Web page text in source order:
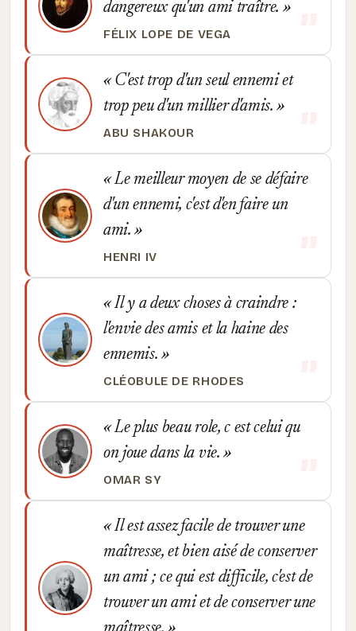
dangereux qu'un ami traître.
FÉLIX LOPE DE VEGA
C'est trop d'un seul ennemi et
trop peu d'un millier d'amis.
ABU SHAKOUR
Le meilleur moyen de se défaire
d'un ennemi, c'est d'en faire un
ami.
HENRI IV
Il y a deux choses à craindre :
l'envie des amis et la haine des
ennemis.
CLÉOBULE DE RHODES
Le plus beau role, c est celui qu
on joue dans la vie.
OMAR SY
Il est assez facile de trouver une
maîtresse, et bien aisé de conserver
un ami ; ce qui est difficile, c'est de
trouver un ami et de conserver une